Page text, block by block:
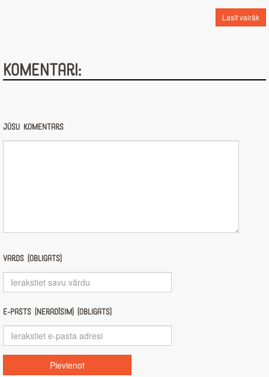
Lasīt vairāk
Komentāri:
Jūsu komentārs
Vārds (obligāts)
E-pasts (nerādīsim) (obligāts)